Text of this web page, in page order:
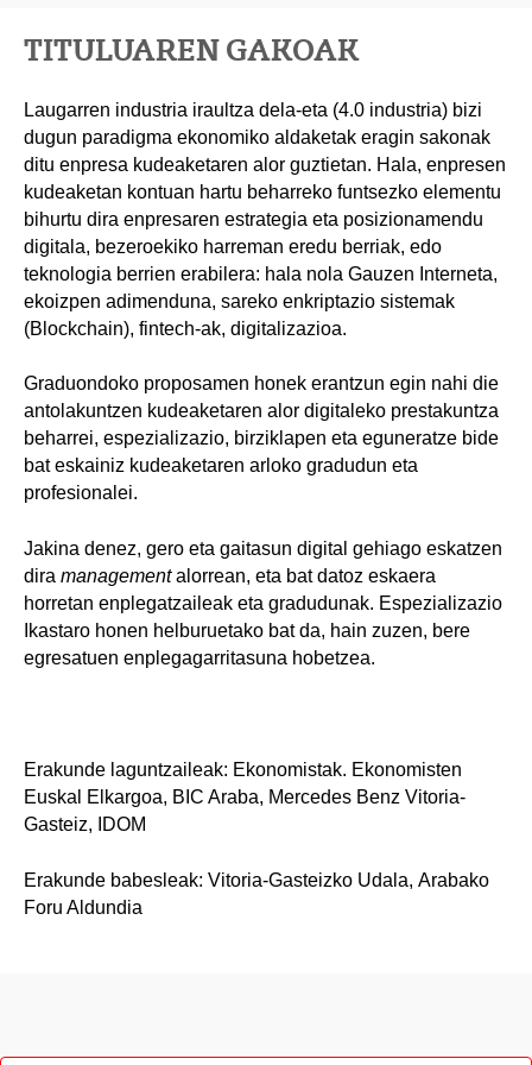
TITULUAREN GAKOAK
Laugarren industria iraultza dela-eta (4.0 industria) bizi
dugun paradigma ekonomiko aldaketak eragin sakonak
ditu enpresa kudeaketaren alor guztietan. Hala, enpresen
kudeaketan kontuan hartu beharreko funtsezko elementu
bihurtu dira enpresaren estrategia eta posizionamendu
digitala, bezeroekiko harreman eredu berriak, edo
teknologia berrien erabilera: hala nola Gauzen Interneta,
ekoizpen adimenduna, sareko enkriptazio sistemak
(Blockchain), fintech-ak, digitalizazioa.
Graduondoko proposamen honek erantzun egin nahi die
antolakuntzen kudeaketaren alor digitaleko prestakuntza
beharrei, espezializazio, birziklapen eta eguneratze bide
bat eskainiz kudeaketaren arloko gradudun eta
profesionalei.
Jakina denez, gero eta gaitasun digital gehiago eskatzen
dira managementalorrean, eta bat datoz eskaera
horretan enplegatzaileak eta gradudunak. Espezializazio
Ikastaro honen helburuetako bat da, hain zuzen, bere
egresatuen enplegagarritasuna hobetzea.
Erakunde laguntzaileak: Ekonomistak. Ekonomisten
Euskal Elkargoa, BIC Araba, Mercedes Benz Vitoria-
Gasteiz, IDOM
Erakunde babesleak: Vitoria-Gasteizko Udala, Arabako
Foru Aldundia